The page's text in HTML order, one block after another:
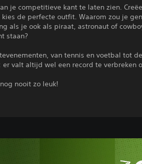
je competitieve kant te laten zien.
de perfecte outfit. Waarom zou je
als je ook als piraat, astronaut of
staan?
van tennis en voetbal tot
er valt altijd wel een record te verbreken
nooit zo leuk!